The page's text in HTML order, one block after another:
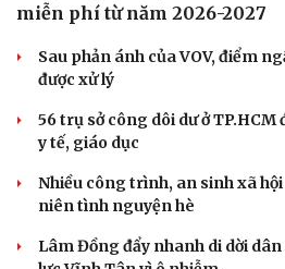
3 triệu học sinh, sinh viên
miễn phí từ năm 2026-2027